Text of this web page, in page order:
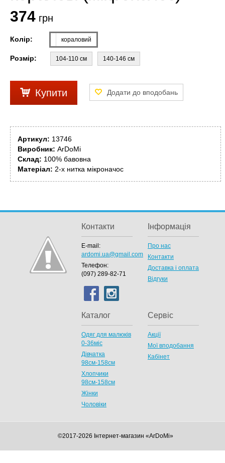
374 грн
Колір: кораловий
Розмір: 104-110 см 140-146 см
Купити
Артикул: 13746
Виробник: ArDoMi
Склад: 100% бавовна
Матеріал: 2-х нитка мікроначос
Контакти
E-mail:
ardomi.ua@gmail.com
Телефон:
(097) 289-82-71
Інформація
Про нас
Контакти
Доставка і оплата
Відгуки
Каталог
Одяг для малюків
0-36міс
Дівчатка
98cм-158см
Хлопчики
98см-158см
Жінки
Чоловіки
Сервіс
Акції
Мої вподобання
Кабінет
©2017-2026 Інтернет-магазин «ArDoMi»